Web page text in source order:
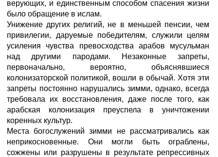
верующих, и единственным способом спасения жизни
было обращение в ислам.
Унижение других религий, не в меньшей пенсии, чем
привилегии, даруемые победителям, служили целям
усиления чувства превосходства арабов мусульман
над другими пародами. Незаконные запреты,
первоначально, вероятно, объяснявшиеся
колонизаторской политикой, вошли в обычай. Хотя эти
запреты постоянно нарушались зимми, однако, всегда
требовала их восстановления, даже после того, как
арабская колонизация преуспела в уничтожении
коренных культур.
Места богослужений зимми не рассматривались как
неприкосновенные. Они могли быть ограблены,
сожжены или разрушены в результате репрессивных